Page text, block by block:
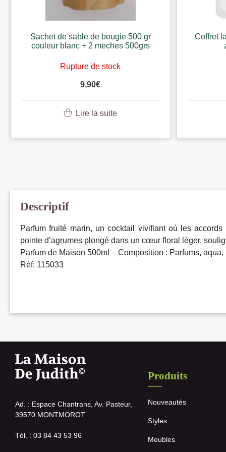
Sachet de sable de bougie 500 gr
couleur blanc + 2 meches 500grs
Rupture de stock
9,90€
Lire la suite
Coffret
Descriptif
Parfum fruité marin, un cocktail vivifiant où les
pointe d’agrumes plongé dans un cœur floral léger,
Parfum de Maison 500ml – Composition : Parfums,
Réf: 115033
Ad. : Espace Chantrans, Av. Pasteur,
39570 MONTMOROT
Tél. : 03 84 43 53 96
Produits
Nouveautés
Styles
Meubles